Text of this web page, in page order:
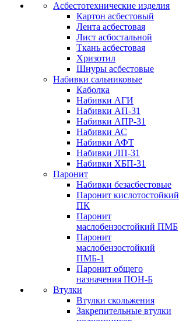
Асбестотехнические изделия
Картон асбестовый
Лента асбестовая
Лист асбостальной
Ткань асбестовая
Хризотил
Шнуры асбестовые
Набивки сальниковые
Каболка
Набивки АГИ
Набивки АП-31
Набивки АПР-31
Набивки АС
Набивки АФТ
Набивки ЛП-31
Набивки ХБП-31
Паронит
Набивки безасбестовые
Паронит кислотостойкий
ПК
Паронит
маслобензостойкий ПМБ
Паронит
маслобензостойкий
ПМБ-1
Паронит общего
назначения ПОН-Б
Втулки
Втулки скольжения
Закрепительные втулки